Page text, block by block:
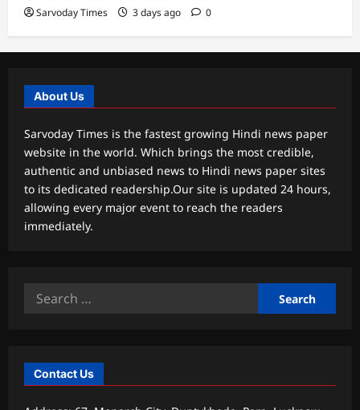
Sarvoday Times 3 days ago 0
About Us
Sarvoday Times is the fastest growing Hindi news paper
website in the world. Which brings the most credible,
authentic and unbiased news to Hindi news paper sites
to its dedicated readership.Our site is updated 24 hours,
allowing every major event to reach the readers
immediately.
Search
Contact Us